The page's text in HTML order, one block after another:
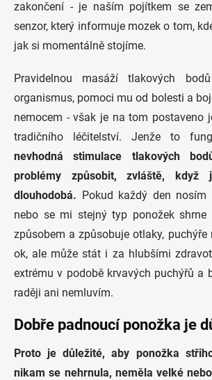
zakončení - je naším pojítkem se
senzor, který informuje mozek o tom,
jak si momentálně stojíme.
Pravidelnou masáží tlakových
organismus, pomoci mu od bolesti a
nemocem - však je na tom postaveno
tradičního léčitelství. Jenže to
nevhodná stimulace tlakových
problémy způsobit, zvláště, když
dlouhodobá. Pokud každý den nosím
nebo se mi stejný typ ponožek shrne
způsobem a způsobuje otlaky, puchýře
ok, ale může stát i za hlubšími
extrému v podobě krvavých puchýřů a
raději ani nemluvím.
Dobře padnoucí ponožka je
Proto je důležité, aby ponožka
nikam se nehrnula, neměla velké